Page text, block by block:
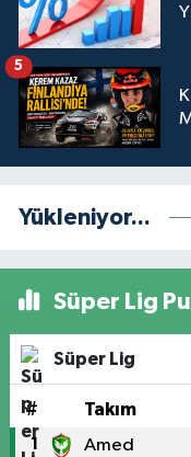
5
Yükleniyor...
Süper Lig
Süper Lig
# Takım
1 Amed